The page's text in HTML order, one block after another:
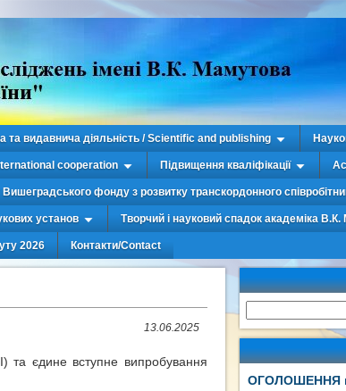
та видавнича діяльність / Scientific and publishing
cooperation Підвищення кваліфікації
фонду з розвитку транскордонного
установ Творчий і науковий спадок академіка
2026 Контакти/Contact
13.06.2025
та єдине вступне випробування
ОГОЛОШЕННЯ